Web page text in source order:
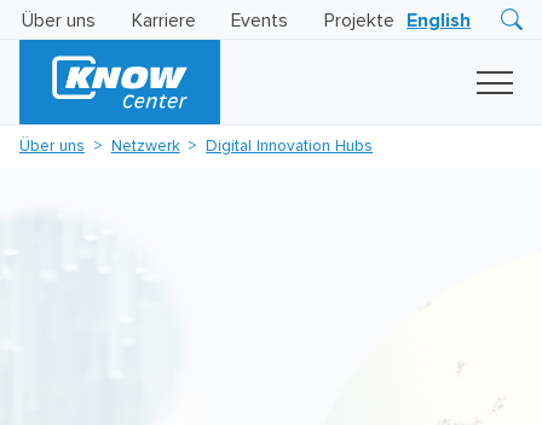
Über uns Karriere Events Projekte English
Insights
Über uns Netzwerk Digital Innovation Hubs